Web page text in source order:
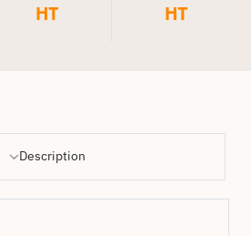
HT
HT
Description